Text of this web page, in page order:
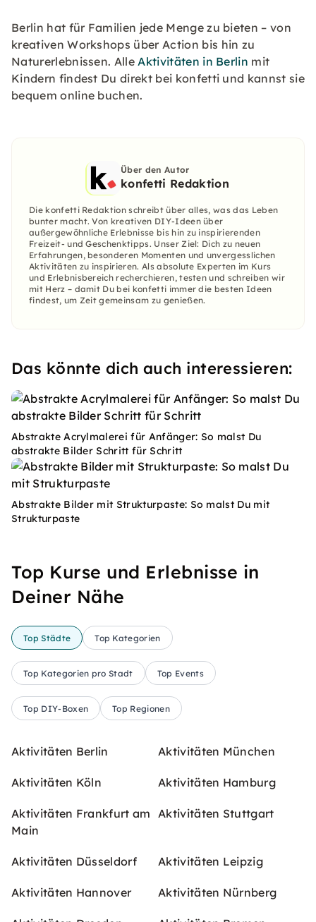
Berlin hat für Familien jede Menge zu bieten – von
kreativen Workshops über Action bis hin zu
Naturerlebnissen. AlleAktivitäten in Berlin mit
Kindern findest Du direkt bei konfetti und kannst sie
bequem online buchen.
Über den Autor
konfetti Redaktion
Die konfetti Redaktion schreibt über alles, was das Leben
bunter macht. Von kreativen DIY-Ideen über
außergewöhnliche Erlebnisse bis hin zu inspirierenden
Freizeit- und Geschenktipps. Unser Ziel: Dich zu neuen
Erfahrungen, besonderen Momenten und unvergesslichen
Aktivitäten zu inspirieren. Als absolute Experten im Kurs
und Erlebnisbereich recherchieren, testen und schreiben wir
mit Herz – damit Du bei konfetti immer die besten Ideen
findest, um Zeit gemeinsam zu genießen.
Das könnte dich auch interessieren:
Abstrakte Acrylmalerei für Anfänger: So malst Du
abstrakte Bilder Schritt für Schritt
Abstrakte Bilder mit Strukturpaste: So malst Du mit
Strukturpaste
Top Kurse und Erlebnisse in
Deiner Nähe
Top Städte Top Kategorien
Top Kategorien pro Stadt Top Events
Top DIY-Boxen Top Regionen
Aktivitäten Berlin Aktivitäten München
Aktivitäten Köln Aktivitäten Hamburg
Aktivitäten Frankfurt am
Main
Aktivitäten Stuttgart
Aktivitäten Düsseldorf Aktivitäten Leipzig
Aktivitäten Hannover Aktivitäten Nürnberg